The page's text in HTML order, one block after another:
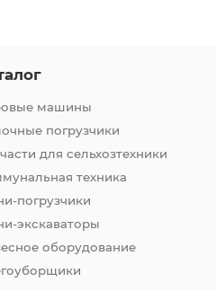
машины
погрузчики
для сельхозтехники
техника
погрузчики
экскаваторы
оборудование